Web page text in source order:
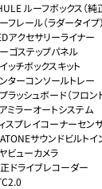
ルーフボックス（純
フレール（ラダータイプ）
アクセサリーライナー
ゴステップパネル
ッチボックスキット
ターコンソールトレー
ラッシュボード（フロン
ミラーオートシステム
スプレイコーナーセン
サウンドビルトイ
ビューカメラ
ドライブレコーダー